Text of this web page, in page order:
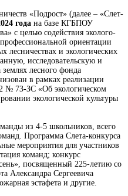
«Подрост» (далее – «Слет-
года на базе КГБПОУ
с целью содействия эколого-
ориентации
лесничествах и экологических
исследовательскую и
землях лесного фонда
в рамках реализации
№ 73-ЗС «Об экологическом
экологической культуры
из 4-5 школьников, всего
Программа Слета-конкурса
мероприятия для участников
команд; конкурс
посвященный 225-летию со
Александра Сергеевича
эстафета и другие.